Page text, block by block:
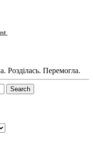
Розділась. Перемогла.